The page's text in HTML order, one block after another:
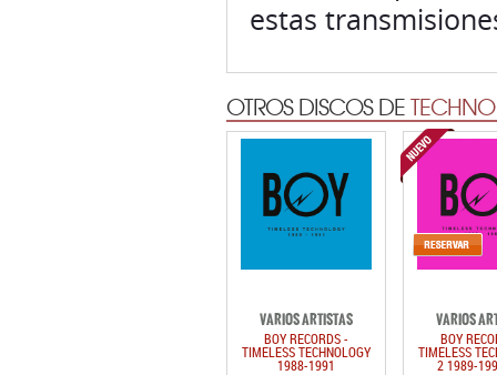
estas
OTROS DISCOS DE
VARIOS ARTISTAS
BOY RECORDS -
TIMELESS TECHNOLOGY
1988-1991
VARIOS
BOY
TIMELESS
2 1989-